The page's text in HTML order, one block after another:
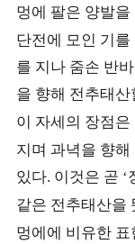
멍에 팔은 양발
단전에 모인 기
를 지나 줌손 반
을 향해 전추태
이 자세의 장점
지며 과녁을 향
있다. 이것은 곧 ‘
같은 전추태산을
멍에에 비유한